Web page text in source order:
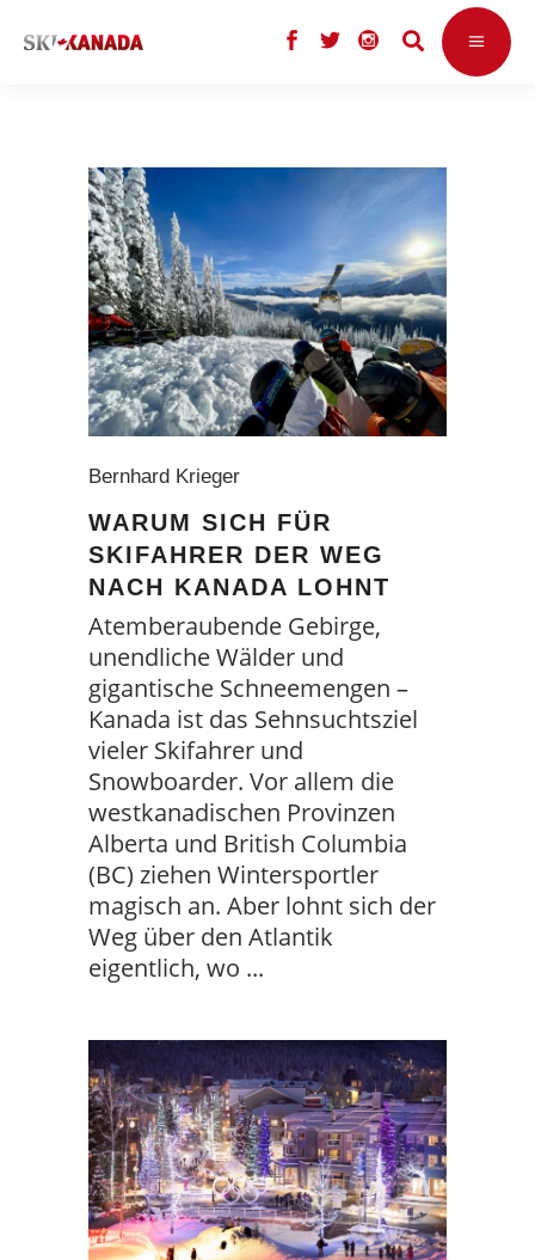
Bernhard Krieger
WARUM SICH FÜR
SKIFAHRER DER WEG
NACH KANADA LOHNT
Atemberaubende Gebirge,
unendliche Wälder und
gigantische Schneemengen –
Kanada ist das Sehnsuchtsziel
vieler Skifahrer und
Snowboarder. Vor allem die
westkanadischen Provinzen
Alberta und British Columbia
(BC) ziehen Wintersportler
magisch an. Aber lohnt sich der
Weg über den Atlantik
eigentlich, wo